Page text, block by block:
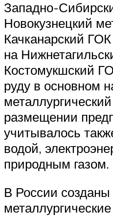
Западно-
Новокузнецкий
Качканарский
на
Костомукшский
руду в основном
размещении
учитывалось
водой,
природным газом.
В России созданы